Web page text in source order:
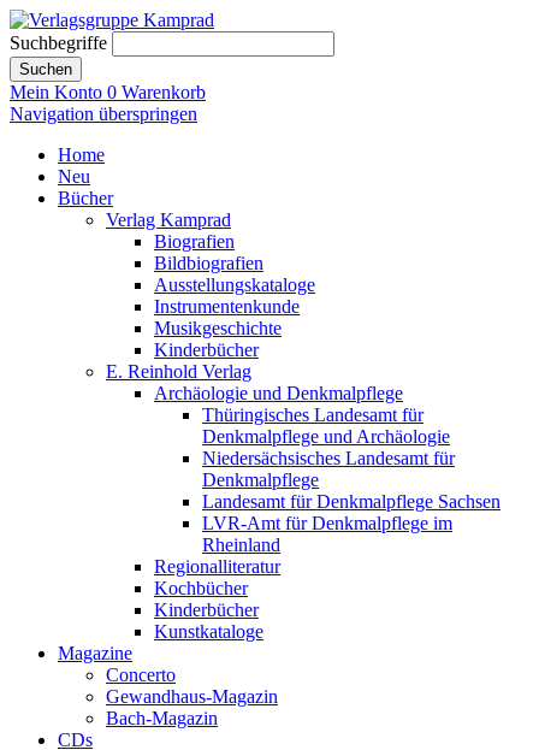
Suchbegriffe
Suchen
Mein Konto 0 Warenkorb
Navigation überspringen
Home
Neu
Bücher
Verlag Kamprad
Biografien
Bildbiografien
Ausstellungskataloge
Instrumentenkunde
Musikgeschichte
Kinderbücher
E. Reinhold Verlag
Archäologie und Denkmalpflege
Thüringisches Landesamt für
Denkmalpflege und Archäologie
Niedersächsisches Landesamt für
Denkmalpflege
Landesamt für Denkmalpflege Sachsen
LVR-Amt für Denkmalpflege im
Rheinland
Regionalliteratur
Kochbücher
Kinderbücher
Kunstkataloge
Magazine
Concerto
Gewandhaus-Magazin
Bach-Magazin
CDs